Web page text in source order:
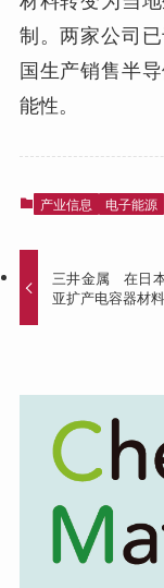
制。两家公司
国生产销售半
能性。
产业信息 电子能源
三井金属 在日
亚扩产电容器材料